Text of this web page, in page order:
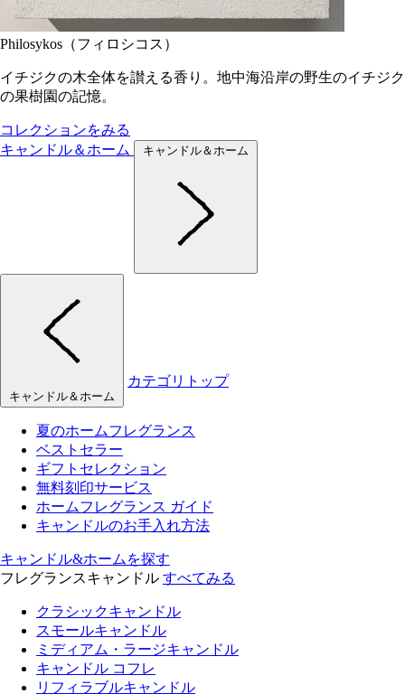
Philosykos（フィロシコス）
イチジクの木全体を讃える香り。地中海沿岸の野生のイチジク
の果樹園の記憶。
コレクションをみる
キャンドル＆ホーム
キャンドル＆ホーム
キャンドル＆ホーム
カテゴリトップ
夏のホームフレグランス
ベストセラー
ギフトセレクション
無料刻印サービス
ホームフレグランス ガイド
キャンドルのお手入れ方法
キャンドル&ホームを探す
フレグランスキャンドル すべてみる
クラシックキャンドル
スモールキャンドル
ミディアム・ラージキャンドル
キャンドル コフレ
リフィラブルキャンドル